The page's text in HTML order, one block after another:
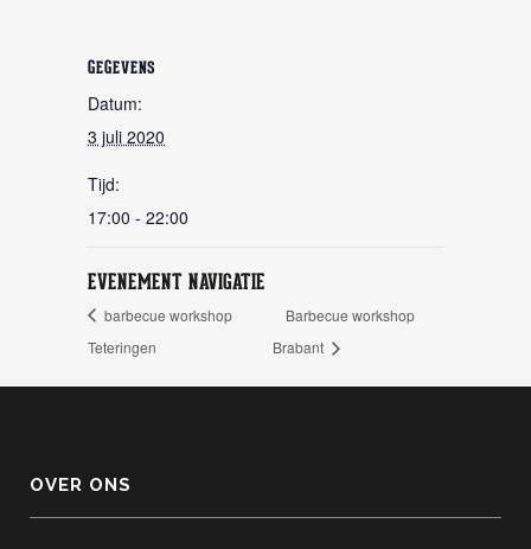
GEGEVENS
Datum:
3 juli 2020
Tijd:
17:00 - 22:00
EVENEMENT NAVIGATIE
barbecue workshop
Teteringen
Barbecue workshop
Brabant
OVER ONS